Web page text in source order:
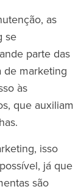
as
se
parte das
de marketing
às
que auxiliam
isso
já que
são